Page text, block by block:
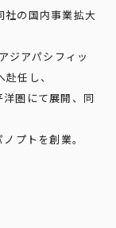
社の国内事業拡大
ジアパシフィッ
任し、
圏にて展開、同
プトを創業。